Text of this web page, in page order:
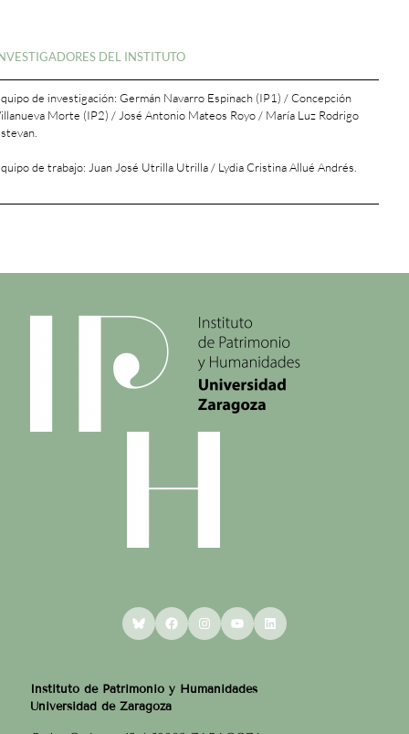
DEL INSTITUTO
de investigación: Germán Navarro Espinach (IP1) / Concepción
Morte (IP2) / José Antonio Mateos Royo / María Luz Rodrigo
de trabajo: Juan José Utrilla Utrilla / Lydia Cristina Allué Andrés.
BlueskyFacebookInstagram
YouTubeLinkedIn
Instituto de Patrimonio y Humanidades
Universidad de Zaragoza